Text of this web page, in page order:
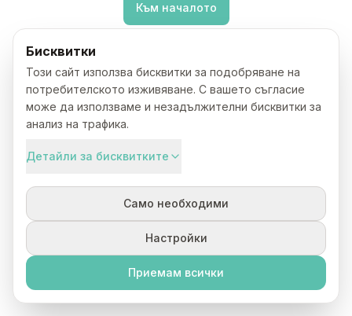
Към началото
Бисквитки
Този сайт използва бисквитки за подобряване на
потребителското изживяване. С вашето съгласие
може да използваме и незадължителни бисквитки за
анализ на трафика.
Детайли за бисквитките
Само необходими
Настройки
Приемам всички